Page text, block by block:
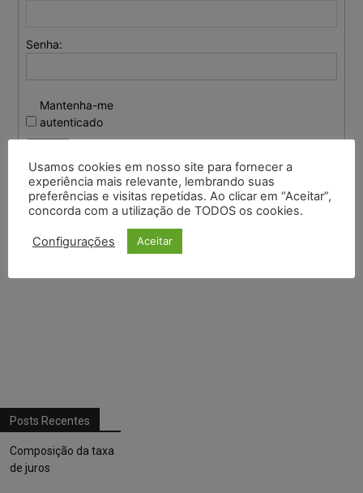
Senha:
Mantenha-me
autenticado
Continuar comGoogle
Continuar comX
Posts Recentes
Composição da taxa
de juros
Usamos cookies em nosso site para fornecer a
experiência mais relevante, lembrando suas
preferências e visitas repetidas. Ao clicar em “Aceitar”,
concorda com a utilização de TODOS os cookies.
Configurações Aceitar